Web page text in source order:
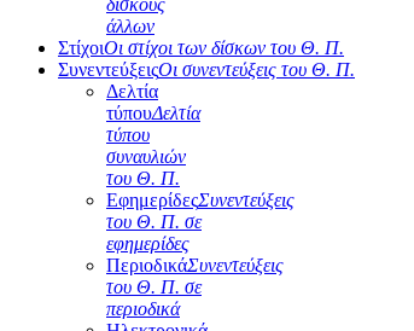
δίσκους
άλλων
ΣτίχοιΟι στίχοι των δίσκων του Θ. Π.
ΣυνεντεύξειςΟι συνεντεύξεις του Θ. Π.
Δελτία
τύπουΔελτία
τύπου
συναυλιών
του Θ. Π.
ΕφημερίδεςΣυνεντεύξεις
του Θ. Π. σε
εφημερίδες
ΠεριοδικάΣυνεντεύξεις
του Θ. Π. σε
περιοδικά